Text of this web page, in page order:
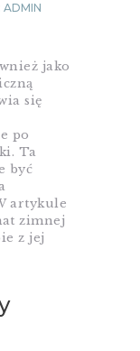
ADMIN
jako
się
po
Ta
być
artykule
zimnej
z jej